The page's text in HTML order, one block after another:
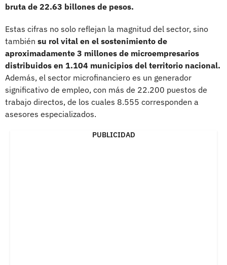
bruta de 22.63 billones de pesos.
Estas cifras no solo reflejan la magnitud del sector, sino
también su rol vital en el sostenimiento de
aproximadamente 3 millones de microempresarios
distribuidos en 1.104 municipios del territorio nacional.
Además, el sector microfinanciero es un generador
significativo de empleo, con más de 22.200 puestos de
trabajo directos, de los cuales 8.555 corresponden a
asesores especializados.
PUBLICIDAD